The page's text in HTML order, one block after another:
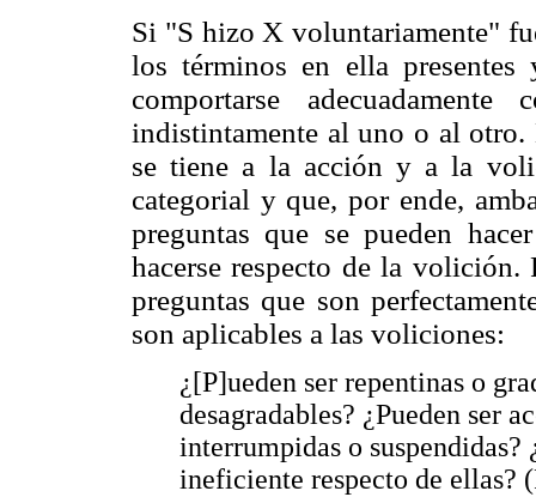
Si "S hizo X voluntariamente"
los términos en ella
comportarse
indistintamente al uno o al otro.
se tiene a la acción y a la
categorial y que, por ende,
preguntas que se pueden
hacerse respecto de la volición.
preguntas que son
son aplicables a las voliciones:
¿[P]ueden ser repentinas o
desagradables? ¿Pueden ser
interrumpidas o suspendidas?
ineficiente respecto de ellas?